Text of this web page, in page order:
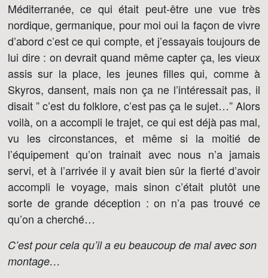
Méditerranée, ce qui était peut-être une vue très
nordique, germanique, pour moi oui la façon de vivre
d’abord c’est ce qui compte, et j’essayais toujours de
lui dire : on devrait quand même capter ça, les vieux
assis sur la place, les jeunes filles qui, comme à
Skyros, dansent, mais non ça ne l’intéressait pas, il
disait ” c’est du folklore, c’est pas ça le sujet…” Alors
voilà, on a accompli le trajet, ce qui est déjà pas mal,
vu les circonstances, et même si la moitié de
l’équipement qu’on trainait avec nous n’a jamais
servi, et à l’arrivée il y avait bien sûr la fierté d’avoir
accompli le voyage, mais sinon c’était plutôt une
sorte de grande déception : on n’a pas trouvé ce
qu’on a cherché…
C’est pour cela qu’il a eu beaucoup de mal avec son
montage…